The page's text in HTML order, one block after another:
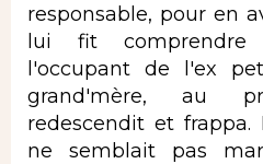
responsable, pour en
lui fit
l'occupant de l'ex
grand'mère, au
redescendit et
ne semblait pas